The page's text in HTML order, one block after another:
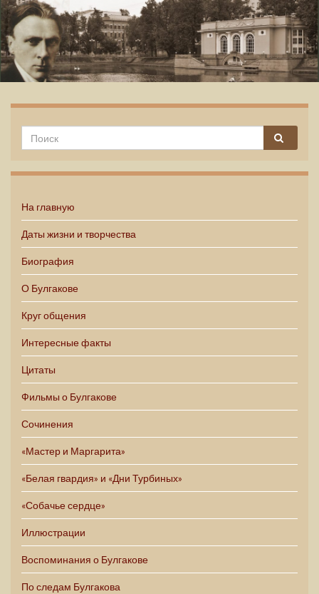
На главную
Даты жизни и творчества
Биография
О Булгакове
Круг общения
Интересные факты
Цитаты
Фильмы о Булгакове
Сочинения
«Мастер и Маргарита»
«Белая гвардия» и «Дни Турбиных»
«Собачье сердце»
Иллюстрации
Воспоминания о Булгакове
По следам Булгакова